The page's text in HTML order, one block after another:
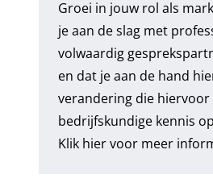
Groei in jouw rol als
je aan de slag met
volwaardig
en dat je aan de hand
verandering die
bedrijfskundige kennis
Klik hiervoor meer